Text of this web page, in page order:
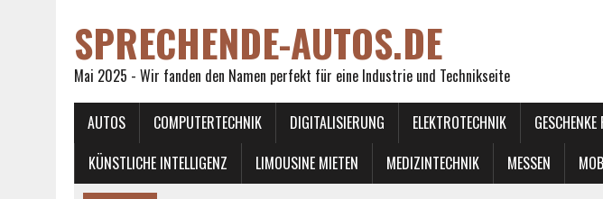
SPRECHENDE-AUTOS.DE
Mai 2025 - Wir fanden den Namen perfekt für eine Industrie und Technikseite
AUTOS COMPUTERTECHNIK DIGITALISIERUNG ELEKTROTECHNIK
KÜNSTLICHE INTELLIGENZ
LIMOUSINE MIETEN MEDIZINTECHNIK MESSEN